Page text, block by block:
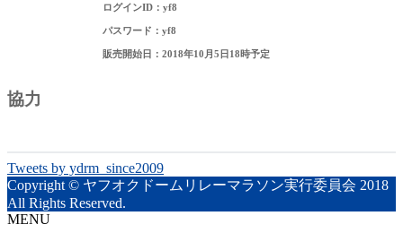
ログインID：yf8
パスワード：yf8
販売開始日：2018年10月5日18時予定
協力
Tweets by ydrm_since2009
Copyright © ヤフオクドームリレーマラソン実行委員会 2018
All Rights Reserved.
MENU